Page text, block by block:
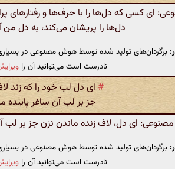
ای کسی که دل‌ها را با حرف‌ها و رفتارهای
دل‌ها را پریشان می‌کند، به دل
برگردان‌های تولید شده توسط هوش مصنوعی در بسیاری
نادرست است می‌توانید آن را
# ای دل لب خود را که زند
جز بر لب آن ساغر پاینده
ای دل، لاف زنده ماندن نزن جز بر
برگردان‌های تولید شده توسط هوش مصنوعی در بسیاری
نادرست است می‌توانید آن را